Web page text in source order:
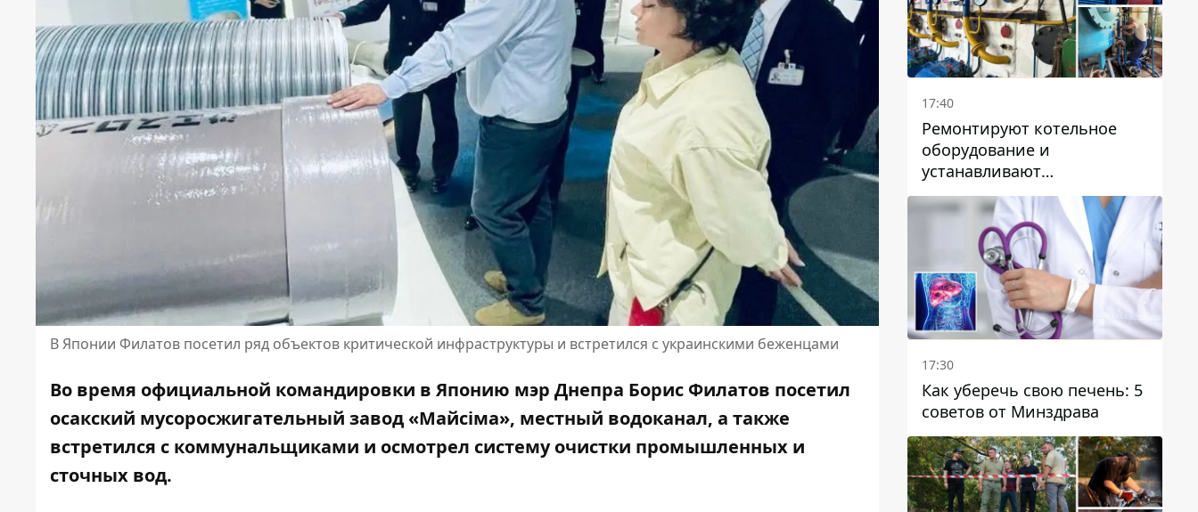
В Японии Филатов посетил ряд объектов критической инфраструктуры и встретился с украинскими беженцами
Во время официальной командировки в Японию мэр Днепра Борис Филатов посетил
осакский мусоросжигательный завод «Майсіма», местный водоканал, а также
встретился с коммунальщиками и осмотрел систему очистки промышленных и
сточных вод.
17:40
Ремонтируют котельное
оборудование и
устанавливают
генераторные установки:
как в Днепре готовятся к
отопительному сезону
17:30
Как уберечь свою печень: 5
советов от Минздрава